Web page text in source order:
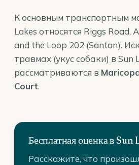
К основным транспортным
Lakes относятся Riggs Road,
and the Loop 202 (Santan).
травмах (укус собаки) в Sun
рассматриваются в
Court.
Бесплатная оценка в Sun
Расскажите, что